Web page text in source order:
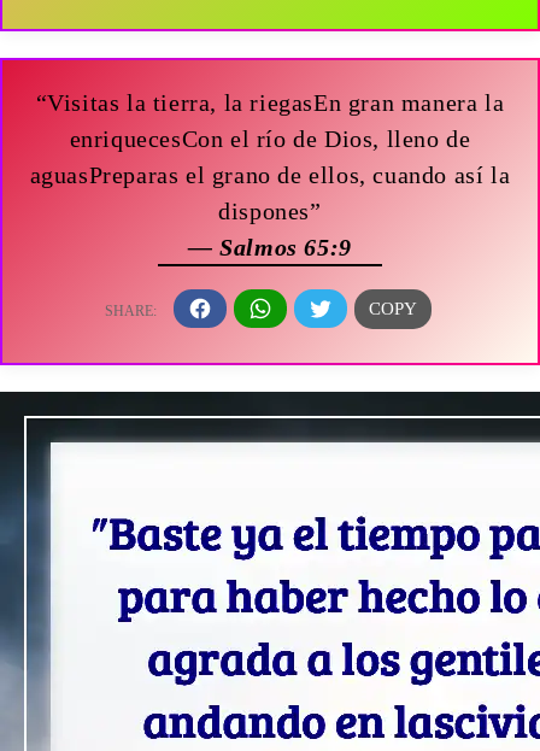
“Visitas la tierra, la riegasEn gran manera la
enriquecesCon el río de Dios, lleno de
aguasPreparas el grano de ellos, cuando así la
dispones”
— Salmos 65:9